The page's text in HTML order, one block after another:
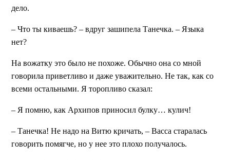
дело.
– Что ты киваешь? – вдруг зашипела Танечка. – Языка
нет?
На вожатку это было не похоже. Обычно она со мной
говорила приветливо и даже уважительно. Не так, как со
всеми остальными. Я торопливо сказал:
– Я помню, как Архипов приносил булку… кулич!
– Танечка! Не надо на Витю кричать, – Васса старалась
говорить помягче, но у нее это плохо получалось.